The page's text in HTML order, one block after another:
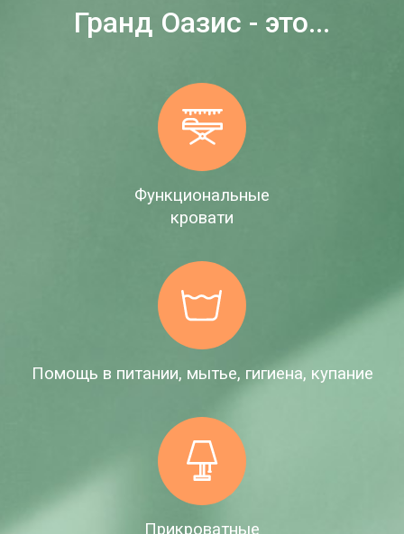
Гранд Оазис - это...
Функциональные
кровати
Помощь в питании, мытье, гигиена, купание
Прикроватные